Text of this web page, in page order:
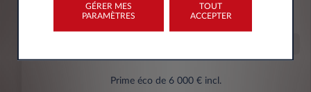
kWh/100 km
Prime éco de 6 000 € incl.
GÉRER MES
PARAMÈTRES
TOUT
ACCEPTER